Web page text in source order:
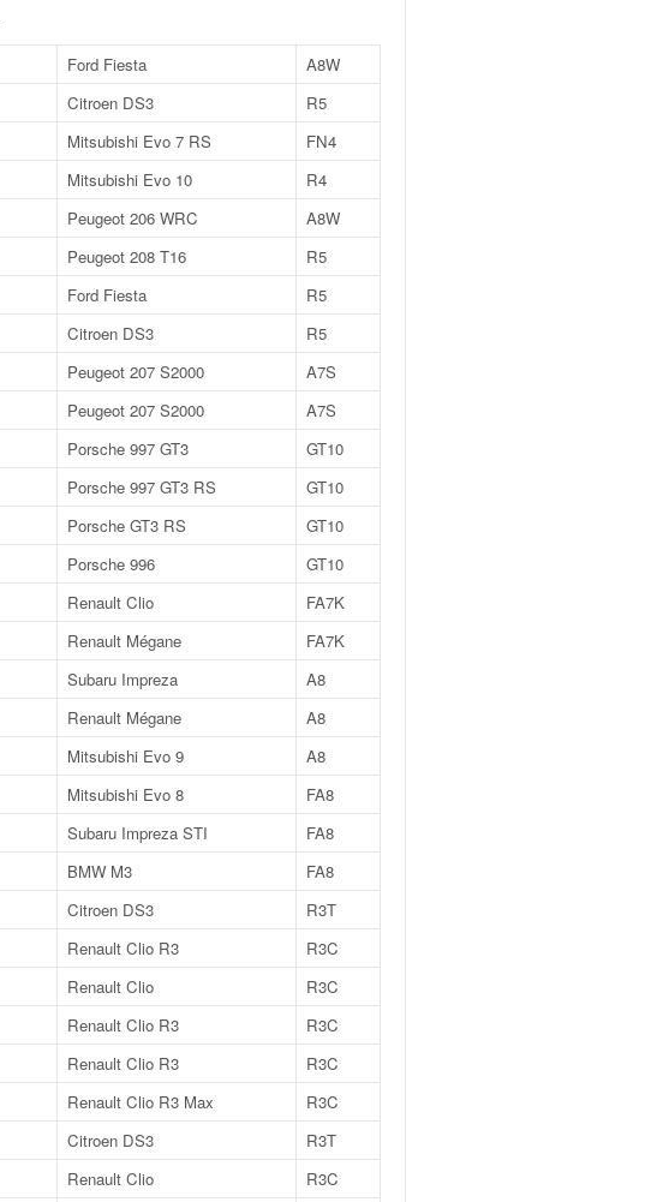
Ford Fiesta
A8W
Citroen DS3
R5
Mitsubishi Evo 7 RS
FN4
Mitsubishi Evo 10
R4
Peugeot 206 WRC
A8W
Peugeot 208 T16
R5
Ford Fiesta
R5
Citroen DS3
R5
Peugeot 207 S2000
A7S
Peugeot 207 S2000
A7S
Porsche 997 GT3
GT10
Porsche 997 GT3 RS
GT10
Porsche GT3 RS
GT10
Porsche 996
GT10
Renault Clio
FA7K
Renault Mégane
FA7K
Subaru Impreza
A8
Renault Mégane
A8
Mitsubishi Evo 9
A8
Mitsubishi Evo 8
FA8
Subaru Impreza STI
FA8
BMW M3
FA8
Citroen DS3
R3T
Renault Clio R3
R3C
Renault Clio
R3C
Renault Clio R3
R3C
Renault Clio R3
R3C
Renault Clio R3 Max
R3C
Citroen DS3
R3T
Renault Clio
R3C